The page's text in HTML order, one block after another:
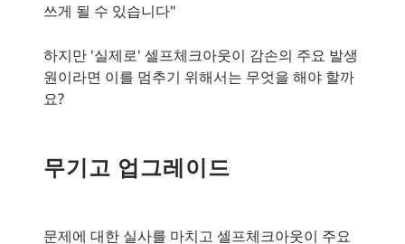
쓰게 될 수 있습니다"
하지만 '실제로' 셀프체크아웃이 감손의 주요 발생
원이라면 이를 멈추기 위해서는 무엇을 해야 할까
요?
무기고 업그레이드
문제에 대한 실사를 마치고 셀프체크아웃이 주요